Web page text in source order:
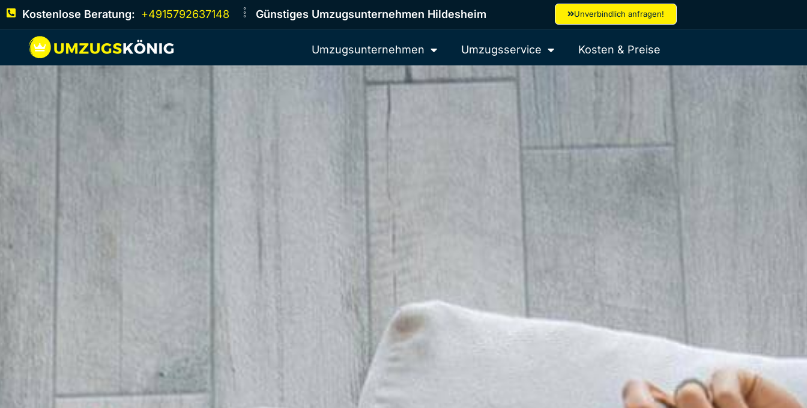
Kostenlose Beratung: +4915792637148 Günstiges Umzugsunternehmen Hildesheim Unverbindlich anfragen!
Umzugsunternehmen Umzugsservice Kosten & Preise